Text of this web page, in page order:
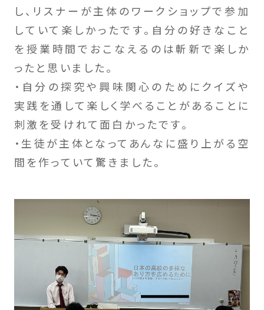
し、リスナーが主体のワークショップで参加
していて楽しかったです。自分の好きなこと
を授業時間でおこなえるのは斬新で楽しか
ったと思いました。
・自分の探究や興味関心のためにクイズや
実践を通して楽しく学べることがあることに
刺激を受けれて面白かったです。
・生徒が主体となってあんなに盛り上がる空
間を作っていて驚きました。